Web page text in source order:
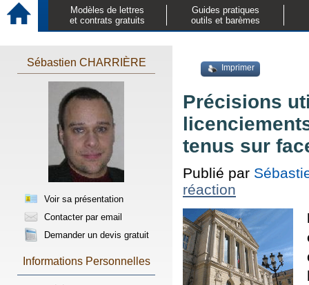
Modèles de lettres
et contrats gratuits
Guides pratiques
outils et barèmes
Sébastien CHARRIÈRE
Voir sa présentation
Contacter par email
Demander un devis gratuit
Informations Personnelles
Imprimer
Précisions
tenus sur
Publié par
réaction